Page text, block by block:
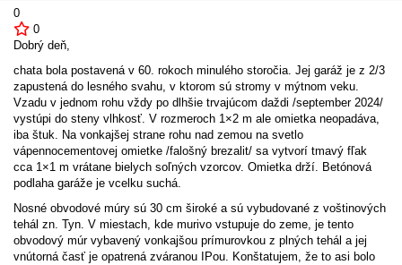
0
0
Dobrý deň,
chata bola postavená v 60. rokoch minulého storočia. Jej garáž je z 2/3
zapustená do lesného svahu, v ktorom sú stromy v mýtnom veku.
Vzadu v jednom rohu vždy po dlhšie trvajúcom daždi /september 2024/
vystúpi do steny vlhkosť. V rozmeroch 1×2 m ale omietka neopadáva,
iba štuk. Na vonkajšej strane rohu nad zemou na svetlo
vápennocementovej omietke /falošný brezalit/ sa vytvorí tmavý fľak
cca 1×1 m vrátane bielych soľných vzorcov. Omietka drží. Betónová
podlaha garáže je vcelku suchá.
Nosné obvodové múry sú 30 cm široké a sú vybudované z voštinových
tehál zn. Tyn. V miestach, kde murivo vstupuje do zeme, je tento
obvodový múr vybavený vonkajšou prímurovkou z plných tehál a jej
vnútorná časť je opatrená zváranou IPou. Konštatujem, že to asi bolo